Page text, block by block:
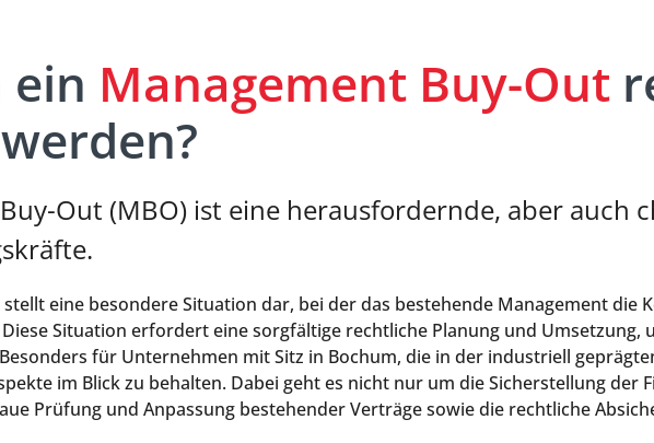
ein Management Buy-Out
Out (MBO) ist eine herausfordernde, aber auch
eine besondere Situation dar, bei der das bestehende Management
Situation erfordert eine sorgfältige rechtliche Planung und Umsetzung,
für Unternehmen mit Sitz in Bochum, die in der industriell
im Blick zu behalten. Dabei geht es nicht nur um die Sicherstellung der
Prüfung und Anpassung bestehender Verträge sowie die rechtliche